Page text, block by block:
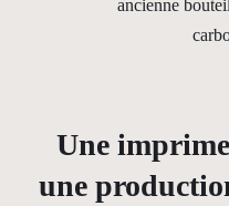
ancienne
Une
une